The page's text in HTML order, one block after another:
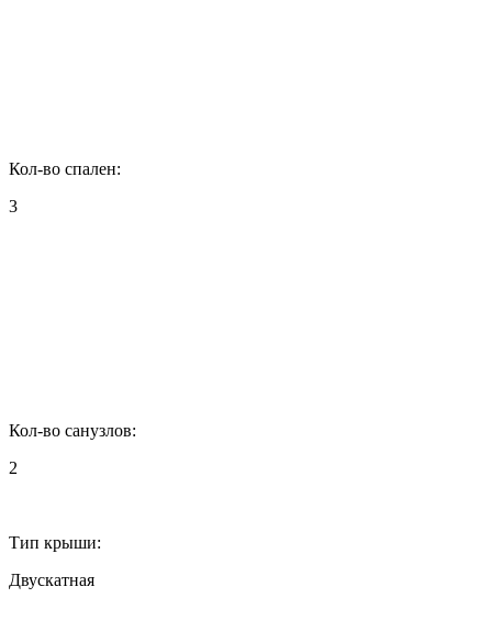
Кол-во спален:
3
Кол-во санузлов:
2
Тип крыши:
Двускатная